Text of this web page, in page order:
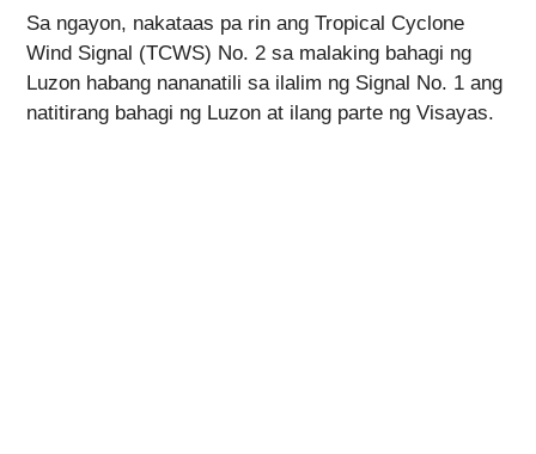
Sa ngayon, nakataas pa rin ang Tropical Cyclone
Wind Signal (TCWS) No. 2 sa malaking bahagi ng
Luzon habang nananatili sa ilalim ng Signal No. 1 ang
natitirang bahagi ng Luzon at ilang parte ng Visayas.